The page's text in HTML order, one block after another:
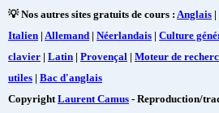
💡 Nos autres sites gratuits de cours : Anglais |
Italien | Allemand | Néerlandais | Culture
clavier | Latin | Provençal | Moteur de
utiles | Bac d'anglais
CopyrightLaurent Camus - Reproduction/